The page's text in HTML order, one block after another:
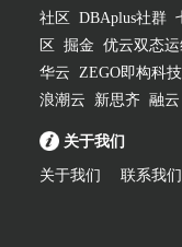
社区
DBAplus社群
区
掘金 优云双态
华云 ZEGO即构科技
浪潮云
新思齐 融云
关于我们
关于我们 联系我们